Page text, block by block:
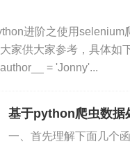
进阶之使用selenium
家供大家参考，具体如
= 'Jonny'...
基于python爬虫数据
一、首先理解下面几个